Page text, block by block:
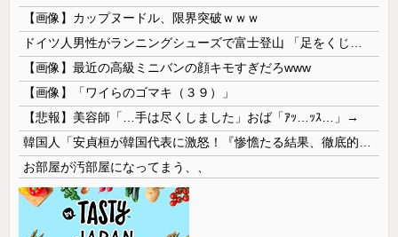
【画像】カップヌードル、限界突破ｗｗｗ
【画像】最近の高級ミニバンの顔キモすぎだろwww
【画像】「ワイらのゴマキ（３９）」
【悲報】美容師「…手は尽くしました」おば「ｱｯ…ｯｽ…」→
お部屋が汚部屋になってまう、、